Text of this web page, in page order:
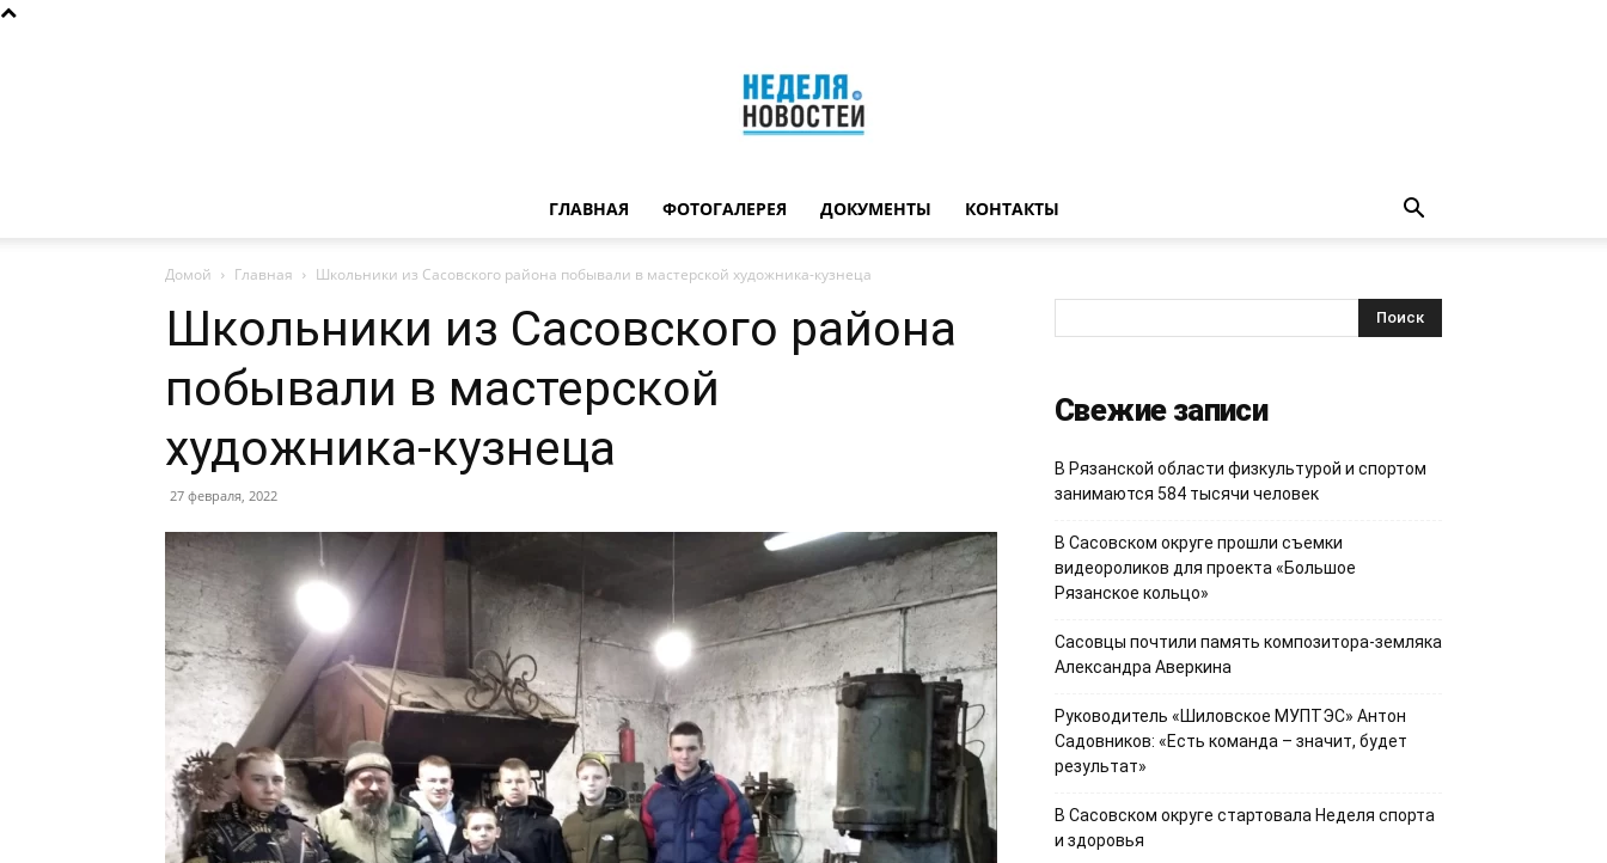
ГЛАВНАЯ ФОТОГАЛЕРЕЯ ДОКУМЕНТЫ КОНТАКТЫ
Домой Главная Школьники из Сасовского района побывали в мастерской художника-кузнеца
Школьники из Сасовского района
побывали в мастерской
художника-кузнеца
27 февраля, 2022
Свежие записи
В Рязанской области физкультурой и спортом
занимаются 584 тысячи человек
В Сасовском округе прошли съемки
видеороликов для проекта «Большое
Рязанское кольцо»
Сасовцы почтили память композитора-земляка
Александра Аверкина
Руководитель «Шиловское МУПТЭС» Антон
Садовников: «Есть команда – значит, будет
результат»
В Сасовском округе стартовала Неделя спорта
и здоровья